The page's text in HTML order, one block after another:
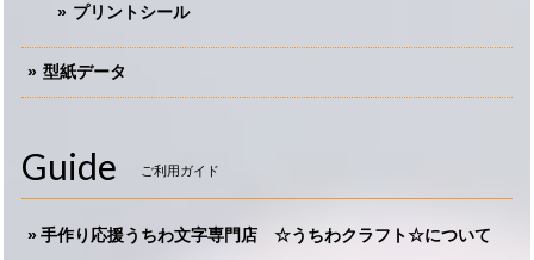
プリントシール
型紙データ
Guide ご利用ガイド
手作り応援うちわ文字専門店 ☆うちわクラフト☆について